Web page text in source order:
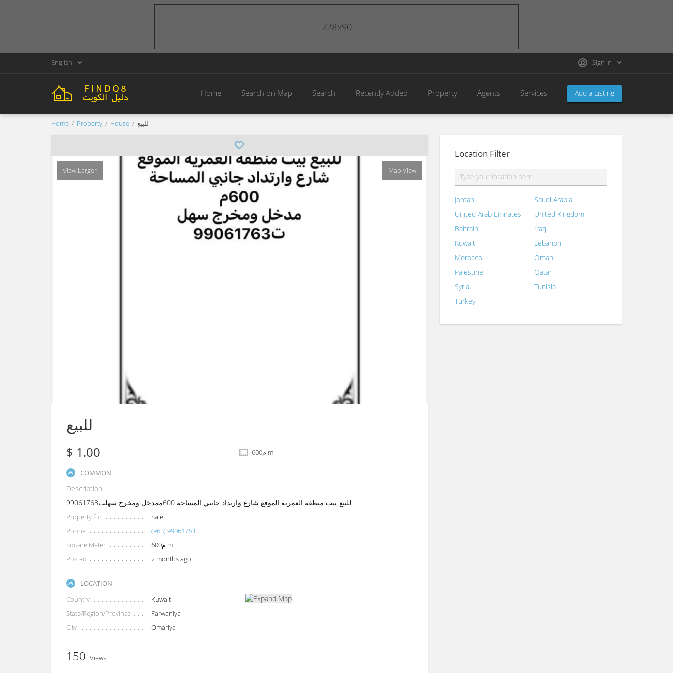
English Sign in
Add a Listing
Home Search on Map Search Recently Added Property Agents Services
Home Property House للبيع
Location Filter
Jordan
Saudi Arabia
United Arab Emirates
United Kingdom
Bahrain
Iraq
Kuwait
Lebanon
Morocco
Oman
Palestine
Qatar
Syria
Tunisia
Turkey
View Larger Map View
للبيع
$ 1.00 600م m
COMMON
Description
للبيع بيت منطقة العمرية الموقع شارع وارتداد جانبي المساحة 600ممدخل ومخرج سهلت99061763
Property for
Sale
Phone
(965) 99061763
Square Meter
600م m
Posted
2 months ago
LOCATION
Country
Kuwait
State/Region/Province
Farwaniya
City
Omariya
150 Views
728x90